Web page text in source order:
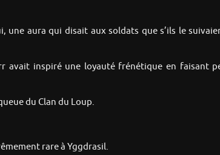
une aura qui disait aux soldats que s’ils le
inspiré une loyauté frénétique en faisant
du Clan du Loup.
rare à Yggdrasil.